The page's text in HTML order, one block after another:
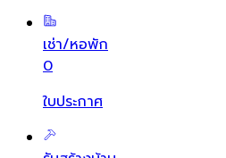
เช่า/หอพัก
0
ใบประกาศ